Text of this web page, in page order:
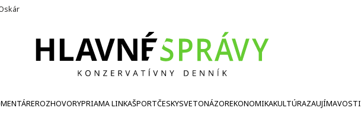
ROZHOVORYPRIAMA LINKAŠPORTČESKYSVETONÁZOREKONOMIKAKULTÚRAZAUJÍMAVOSTI